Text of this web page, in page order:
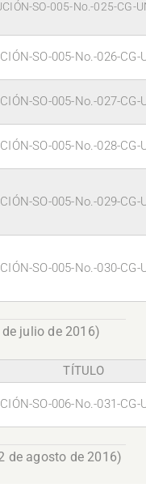
SO-005-No.-025-CG-
SO-005-No.-026-CG-
SO-005-No.-027-CG-
SO-005-No.-028-CG-
SO-005-No.-029-CG-
SO-005-No.-030-CG-
julio de 2016)
TÍTULO
SO-006-No.-031-CG-
de agosto de 2016)